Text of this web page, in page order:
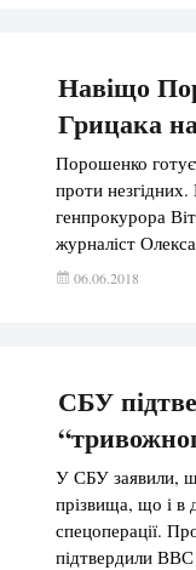
Навіщо
Грицака
Порошенко
проти
генпрокурора
журналіст
ще з часів
06.06.2018
СБУ
У СБУ заявили,
прізвища, що і в
спецоперації.
підтвердили